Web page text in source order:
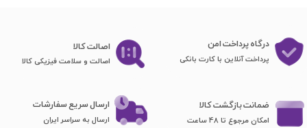
درگاه پرداخت امن
پرداخت آنلاین با کارت بانکی
اصا​​​​​​​لت کالا
اصالت و سلامت فیزیکی کالا
ضمانت بازگشت کالا
امکان مرجوع تا 48 ساعت
ارسال سریع سفارشات
ارسال به سراسر ایران